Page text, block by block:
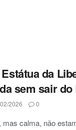
da
sem sair
2026 0
mas calma, não